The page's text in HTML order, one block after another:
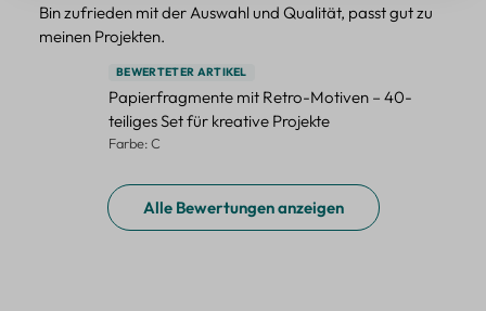
Bin zufrieden mit der Auswahl und Qualität, passt gut zu
meinen Projekten.
BEWERTETER ARTIKEL
Papierfragmente mit Retro-Motiven – 40-
teiliges Set für kreative Projekte
Farbe: C
Alle Bewertungen anzeigen